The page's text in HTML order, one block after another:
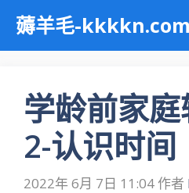
内
薅羊毛-kkkkn.com
学龄前家
2-认识时间
2022年 6月 7日 11:04作者